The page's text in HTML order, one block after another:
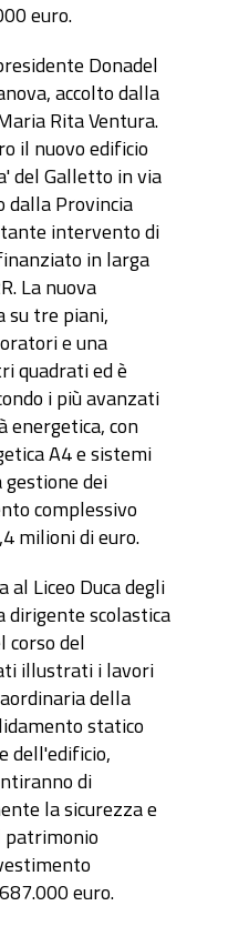
euro.
Donadel
accolto dalla
Rita Ventura.
il nuovo edificio
del Galletto in via
dalla Provincia
intervento di
in larga
La nuova
tre piani,
e una
quadrati ed è
i più avanzati
con
A4 e sistemi
dei
complessivo
milioni di euro.
al Liceo Duca degli
dirigente scolastica
corso del
illustrati i lavori
della
statico
dell'edificio,
di
la sicurezza e
patrimonio
euro.